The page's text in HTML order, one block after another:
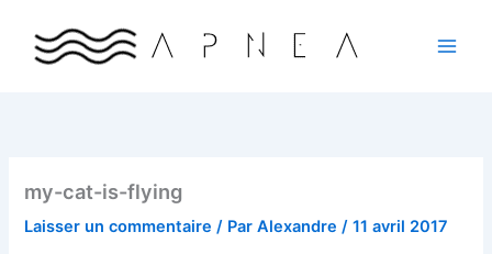
contenu
my-cat-is-flying
Laisser un commentaire / ParAlexandre/11 avril 2017